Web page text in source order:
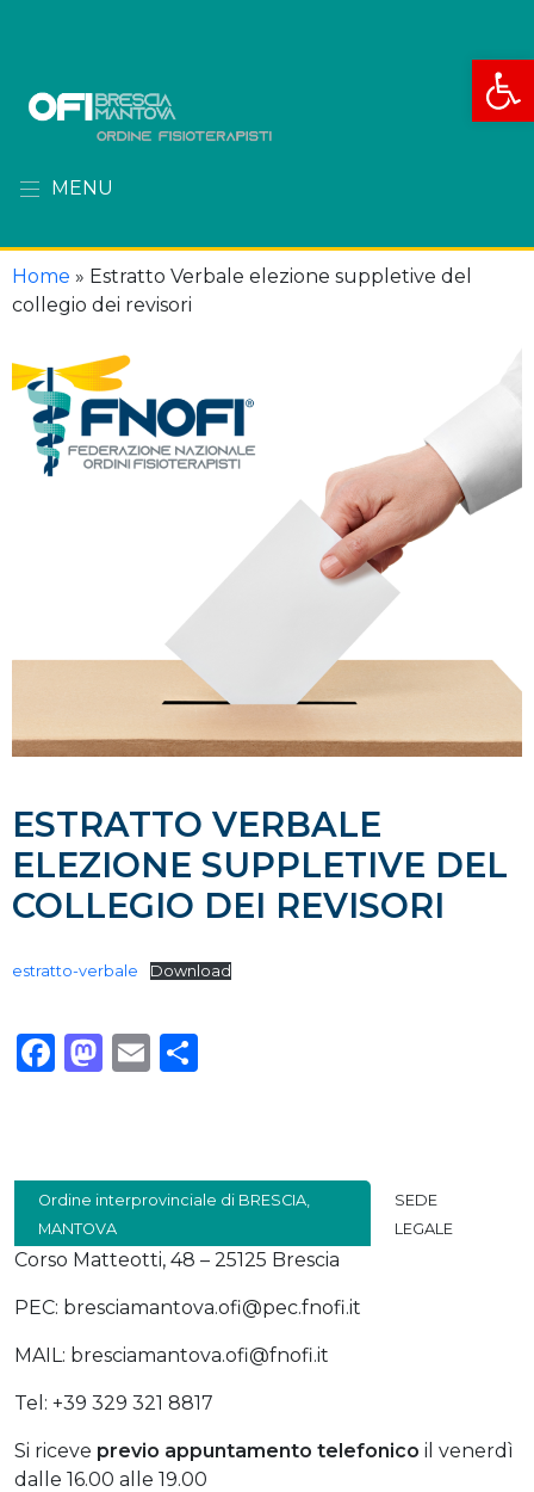
Apri
MENU
Home » Estratto Verbale elezione suppletive del
collegio dei revisori
ESTRATTO VERBALE
ELEZIONE SUPPLETIVE DEL
COLLEGIO DEI REVISORI
estratto-verbale Download
Facebook
Mastodon
Email
Ordine interprovinciale di BRESCIA,
MANTOVA
SEDE
LEGALE
Corso Matteotti, 48 – 25125 Brescia
PEC: bresciamantova.ofi@pec.fnofi.it
MAIL: bresciamantova.ofi@fnofi.it
Tel: +39 329 321 8817
Si riceve previo appuntamento telefonico il venerdì
dalle 16.00 alle 19.00